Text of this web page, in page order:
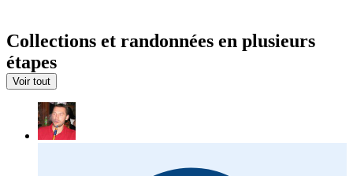
Collections et randonnées en plusieurs
étapes
Voir tout